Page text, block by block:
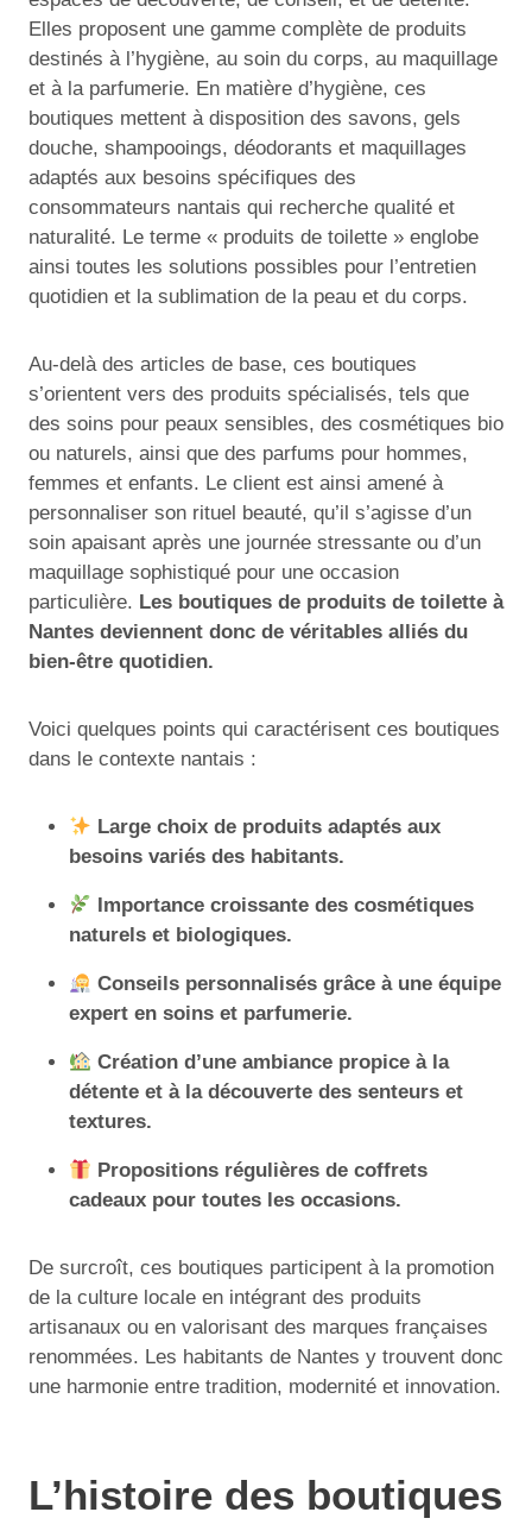
Elles proposent une gamme complète de produits
destinés à l’hygiène, au soin du corps, au maquillage
et à la parfumerie. En matière d’hygiène, ces
boutiques mettent à disposition des savons, gels
douche, shampooings, déodorants et maquillages
adaptés aux besoins spécifiques des
consommateurs nantais qui recherche qualité et
naturalité. Le terme « produits de toilette » englobe
ainsi toutes les solutions possibles pour l’entretien
quotidien et la sublimation de la peau et du corps.
Au-delà des articles de base, ces boutiques
s’orientent vers des produits spécialisés, tels que
des soins pour peaux sensibles, des cosmétiques bio
ou naturels, ainsi que des parfums pour hommes,
femmes et enfants. Le client est ainsi amené à
personnaliser son rituel beauté, qu’il s’agisse d’un
soin apaisant après une journée stressante ou d’un
maquillage sophistiqué pour une occasion
particulière. Les boutiques de produits de toilette à
Nantes deviennent donc de véritables alliés du
bien-être quotidien.
Voici quelques points qui caractérisent ces boutiques
dans le contexte nantais :
Large choix de produits adaptés aux
besoins variés des habitants.
Importance croissante des cosmétiques
naturels et biologiques.
Conseils personnalisés grâce à une équipe
expert en soins et parfumerie.
Création d’une ambiance propice à la
détente et à la découverte des senteurs et
textures.
Propositions régulières de coffrets
cadeaux pour toutes les occasions.
De surcroît, ces boutiques participent à la promotion
de la culture locale en intégrant des produits
artisanaux ou en valorisant des marques françaises
renommées. Les habitants de Nantes y trouvent donc
une harmonie entre tradition, modernité et innovation.
L’histoire des boutiques